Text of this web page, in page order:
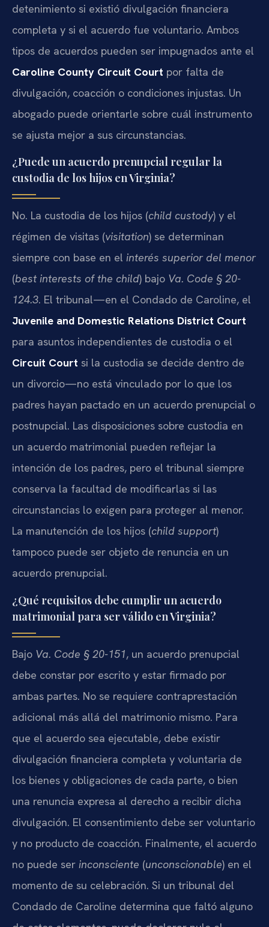
detenimiento si existió divulgación financiera
completa y si el acuerdo fue voluntario. Ambos
tipos de acuerdos pueden ser impugnados ante el
Caroline County Circuit Court por falta de
divulgación, coacción o condiciones injustas. Un
abogado puede orientarle sobre cuál instrumento
se ajusta mejor a sus circunstancias.
¿Puede un acuerdo prenupcial regular la
custodia de los hijos en Virginia?
No. La custodia de los hijos (child custody) y el
régimen de visitas (visitation) se determinan
siempre con base en el interés superior del menor
(best interests of the child) bajo Va. Code § 20-
124.3. El tribunal—en el Condado de Caroline, el
Juvenile and Domestic Relations District Court
para asuntos independientes de custodia o el
Circuit Court si la custodia se decide dentro de
un divorcio—no está vinculado por lo que los
padres hayan pactado en un acuerdo prenupcial o
postnupcial. Las disposiciones sobre custodia en
un acuerdo matrimonial pueden reflejar la
intención de los padres, pero el tribunal siempre
conserva la facultad de modificarlas si las
circunstancias lo exigen para proteger al menor.
La manutención de los hijos (child support)
tampoco puede ser objeto de renuncia en un
acuerdo prenupcial.
¿Qué requisitos debe cumplir un acuerdo
matrimonial para ser válido en Virginia?
Bajo Va. Code § 20-151, un acuerdo prenupcial
debe constar por escrito y estar firmado por
ambas partes. No se requiere contraprestación
adicional más allá del matrimonio mismo. Para
que el acuerdo sea ejecutable, debe existir
divulgación financiera completa y voluntaria de
los bienes y obligaciones de cada parte, o bien
una renuncia expresa al derecho a recibir dicha
divulgación. El consentimiento debe ser voluntario
y no producto de coacción. Finalmente, el acuerdo
no puede ser inconsciente (unconscionable) en el
momento de su celebración. Si un tribunal del
Condado de Caroline determina que faltó alguno